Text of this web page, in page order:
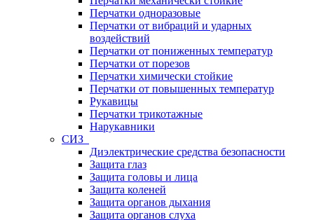
Перчатки одноразовые
Перчатки от вибраций и ударных
воздействий
Перчатки от пониженных температур
Перчатки от порезов
Перчатки химически стойкие
Перчатки от повышенных температур
Рукавицы
Перчатки трикотажные
Нарукавники
СИЗ
Диэлектрические средства безопасности
Защита глаз
Защита головы и лица
Защита коленей
Защита органов дыхания
Защита органов слуха